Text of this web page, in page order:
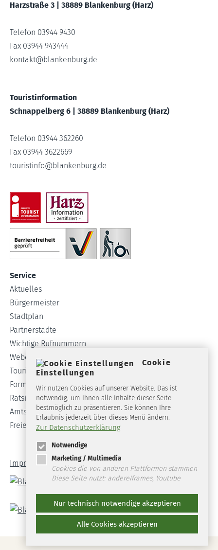
Harzstraße 3 | 38889 Blankenburg (Harz)
Telefon 03944 9430
Fax 03944 943444
kontakt@blankenburg.de
Touristinformation
Schnappelberg 6 | 38889 Blankenburg (Harz)
Telefon 03944 362260
Fax 03944 3622669
touristinfo@blankenburg.de
Service
Aktuelles
Bürgermeister
Stadtplan
Partnerstädte
Wichtige Rufnummern
Webcam
Tourist-Info
Formulare
Ratsinformationssystem
Amtsblatt
Freie Stellen
Impressum Datenschutz Barrierefreiheit
Cookie
Einstellungen
Wir nutzen Cookies auf unserer Website. Das ist
notwendig, um Ihnen alle Inhalte dieser Seite
bestmöglich zu präsentieren. Sie können Ihre
Erlaubnis jederzeit über dieses Menü ändern.
Zur Datenschutzerklärung
Notwendige
Marketing / Multimedia
Cookies die von anderen Plattformen stammen
Diese Seite nutzt: andereIframes, Youtube
Nur technisch notwendige akzeptieren
Alle Cookies akzeptieren